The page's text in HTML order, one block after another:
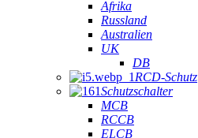
Afrika
Russland
Australien
UK
DB
RCD-Schutz
Schutzschalter
MCB
RCCB
ELCB